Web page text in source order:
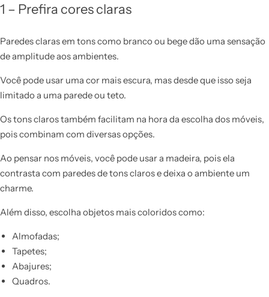
1 – Prefira cores claras
Paredes claras em tons como branco ou bege dão uma sensação
de amplitude aos ambientes.
Você pode usar uma cor mais escura, mas desde que isso seja
limitado a uma parede ou teto.
Os tons claros também facilitam na hora da escolha dos móveis,
pois combinam com diversas opções.
Ao pensar nos móveis, você pode usar a madeira, pois ela
contrasta com paredes de tons claros e deixa o ambiente um
charme.
Além disso, escolha objetos mais coloridos como:
Almofadas;
Tapetes;
Abajures;
Quadros.